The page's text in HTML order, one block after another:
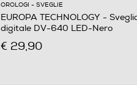
OROLOGI - SVEGLIE
EUROPA TECHNOLOGY -
digitale DV-640 LED-Nero
€ 29,90